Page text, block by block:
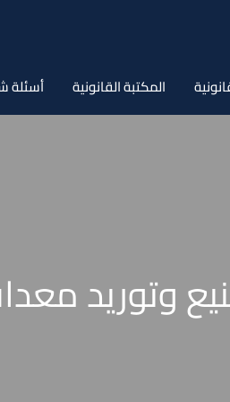
المكتبة القانونية أسئلة
وتوريد